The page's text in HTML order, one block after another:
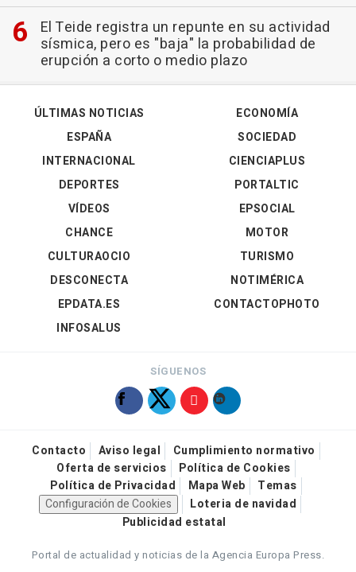
El Teide registra un repunte en su actividad
sísmica, pero es "baja" la probabilidad de
erupción a corto o medio plazo
ÚLTIMAS NOTICIAS
ESPAÑA
INTERNACIONAL
DEPORTES
VÍDEOS
ECONOMÍA
SOCIEDAD
CIENCIAPLUS
PORTALTIC
EPSOCIAL
CHANCE
CULTURAOCIO
DESCONECTA
EPDATA.ES
INFOSALUS
MOTOR
TURISMO
NOTIMÉRICA
CONTACTOPHOTO
SÍGUENOS
Contacto Aviso legal
Cumplimiento normativo
Oferta de servicios
Política de Cookies
Política de Privacidad
Mapa Web
Temas
Configuración de Cookies
Loteria de navidad
Publicidad estatal
Portal de actualidad y noticias de la Agencia Europa Press.